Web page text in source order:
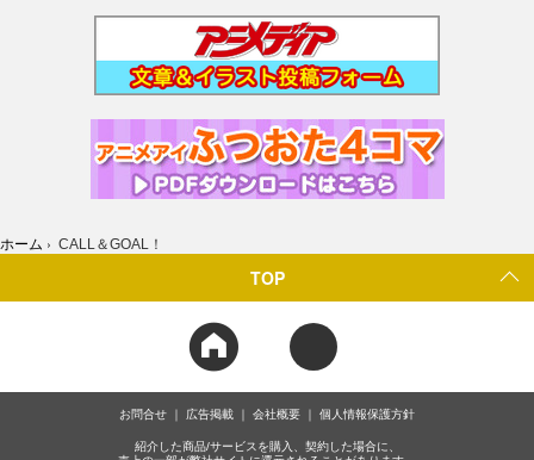
ホーム › CALL＆GOAL！
TOP
お問合せ 広告掲載 会社概要 個人情報保護方針
紹介した商品/サービスを購入、契約した場合に、